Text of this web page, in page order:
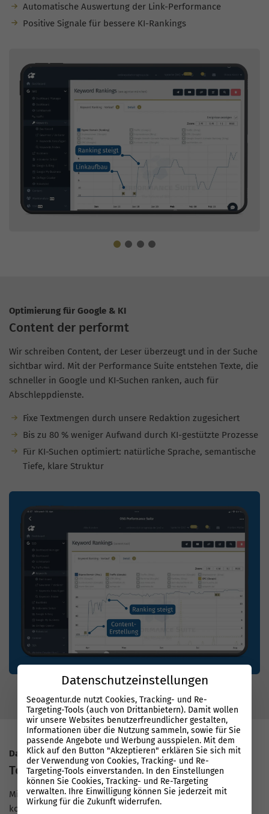
Automatische Auswertung der Link-Performance
Positive Signale für bessere KI-Rankings
Optimierung für Google & KI
Content der performt
Wir schreiben Content, der Leser überzeugt und in der Suche
sichtbar wird. Mit der Performance Suite entstehen Texte, die
schneller in Google und KI-Suchen ranken, auch für
Abschleppdienste.
Fixe Textmengen durch unsere Redaktion zugesichert
Bis zu 80 % weniger Aufwand durch KI-gestützte Prozesse
Für KI-Suchen optimiert: natürliche Sprache, semantische
Tiefe, klare Struktur
Datenbasierter Erfolg mit System
Top Rankings bei Google
Mit unserer Performance Suite arbeiten SEO-Experten auf
konstant hohem Niveau und setzen Maßnahmen klar
Datenschutzeinstellungen
Seoagentur.de nutzt Cookies, Tracking- und Re-
Targeting-Tools (auch von Drittanbietern). Damit wollen
wir unsere Websites benutzerfreundlicher gestalten,
Informationen über die Nutzung sammeln, sowie für Sie
passende Angebote und Werbung ausspielen. Mit dem
Klick auf den Button "Akzeptieren" erklären Sie sich mit
der Verwendung von Cookies, Tracking- und Re-
Targeting-Tools einverstanden. In den Einstellungen
können Sie Cookies, Tracking- und Re-Targeting
verwalten. Ihre Einwilligung können Sie jederzeit mit
Wirkung für die Zukunft widerrufen.